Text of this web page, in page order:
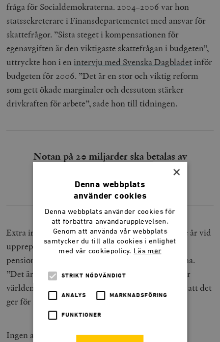
fråga för Socialdemokraterna. 2004–2006 var hon
statssekreterare i Finansdepartementet med ansvar för
skattefrågor. ”Sista steget i kompensationen för
egenavgiften är den viktigaste skattefrågan i budgeten”,
uttryckte hon i enintervju med Svenska Dagbladetinför
budgeten för 2006. ”Det är en stor och viktig reform
som gett ökade marginaler och dessutom stärker
drivkraften för arbete”, sade hon till tidningen.
Notan på 20 miljarder ska betalas av
statskassan, det vill säga dagens
yrkesarbetande.
Extra ironiskt är att Göran Persson själv på senare år vid
upprepade tillfällen har argumenterat för att
pensionerna blivit för låga i förhållande till lönerna.
”Det är för snålt tilltaget. Jag brukar säga att vi har
världens bästa pensionssystem, med det lilla felet att det
ger för låga pensioner”,
sade
Ingen av de socialdemokratiska partiföreningar,
×
Denna webbplats
använder cookies
Denna webbplats använder cookies för
att förbättra användarupplevelsen.
Genom att använda vår webbplats
samtycker du till alla cookies i enlighet
med vår cookiepolicy. Läs mer
STRIKT NÖDVÄNDIGT
ANALYS MARKNADSFÖRING
FUNKTIONER